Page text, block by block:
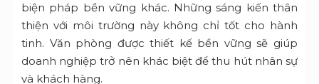
biện pháp bền vững khác. Những sáng kiến ​​thân
thiện với môi trường này không chỉ tốt cho hành
tinh. Văn phòng được thiết kế bền vững sẽ giúp
doanh nghiệp trở nên khác biệt để thu hút nhân sự
và khách hàng.